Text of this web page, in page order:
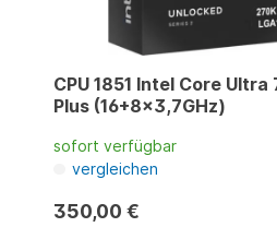
CPU 1851 Intel Core Ultra
Plus (16+8x3,7GHz)
sofort verfügbar
vergleichen
350,00 €